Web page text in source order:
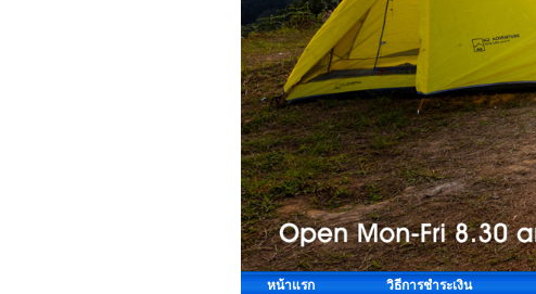
หน้าแรก วิธีการชำระเงิน